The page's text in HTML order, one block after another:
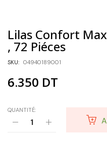
Lilas Confort
, 72 Piéces
SKU: 04940189001
6.350 DT
QUANTITÉ: